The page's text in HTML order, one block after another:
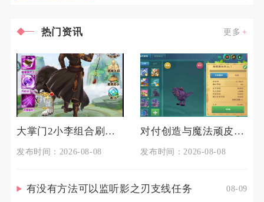
热门资讯 更多
大掌门2小李组合刷江湖对身体有何影响
发布时间：2026-08-08
对付创造与魔法顽皮蝾螈的技巧是什么
发布时间：2026-08-08
有没有方法可以监听影之刃支线任务 08-09